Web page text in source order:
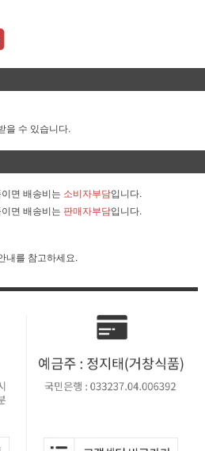
을 수 있습니다.
면 배송비는 소비자부담입니다.
면 배송비는 판매자부담입니다.
내를 참고하세요.